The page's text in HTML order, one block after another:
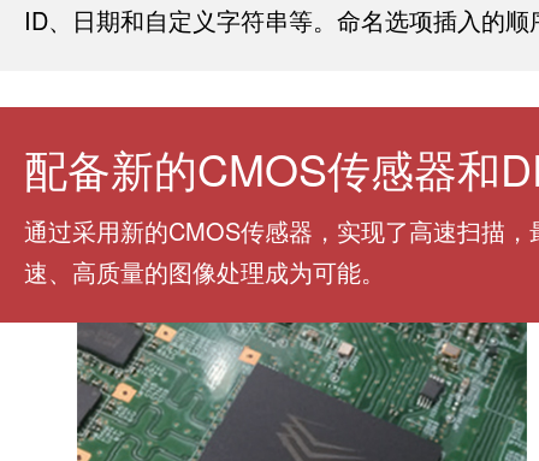
ID、日期和自定义字符串等。命名选项插入的
配备新的CMOS传感器和
通过采用新的CMOS传感器，实现了高速扫描
速、高质量的图像处理成为可能。